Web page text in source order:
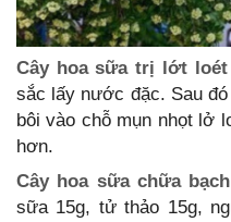
Cây hoa sữa trị lớt loét
sắc lấy nước đặc. Sau
bôi vào chỗ mụn nhọt lở
hơn.
Cây hoa sữa chữa
sữa 15g, tử thảo 15g,